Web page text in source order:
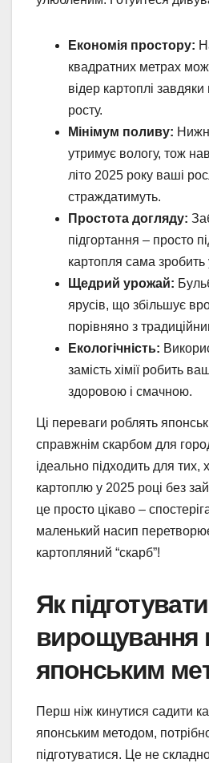
Економія простору:
квадратних метрах
відер картоплі
росту.
Мінімум поливу:
утримує вологу, тож
літо 2025 року ваші
страждатимуть.
Простота догляду:
підгортання – просто
картопля сама зробить
Щедрий урожай:
ярусів, що збільшує
порівняно з
Екологічність:
замість хімії робить
здоровою і смачною.
Ці переваги роблять
справжнім скарбом для
ідеально підходить для тих,
картоплю у 2025 році без
це просто цікаво –
маленький насип
картопляний “скарб”!
Як
вирощування
японським
Перш ніж кинутися садити
японським методом,
підготуватися. Це не